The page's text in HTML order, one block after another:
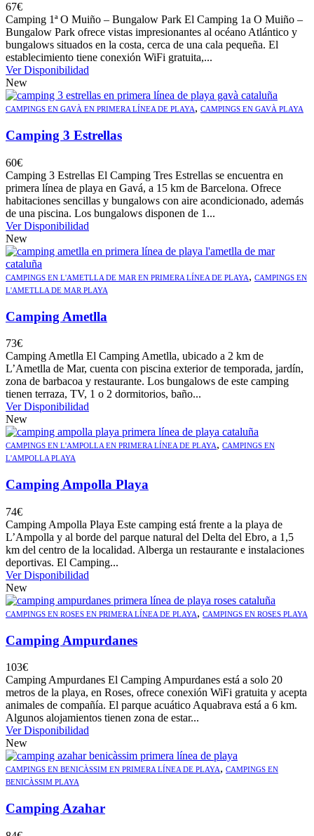
67€
Camping 1ª O Muiño – Bungalow Park El Camping 1a O Muiño –
Bungalow Park ofrece vistas impresionantes al océano Atlántico y
bungalows situados en la costa, cerca de una cala pequeña. El
establecimiento tiene conexión WiFi gratuita,...
Ver Disponibilidad
New
CAMPINGS EN GAVÀ EN PRIMERA LÍNEA DE PLAYA, CAMPINGS EN GAVÀ PLAYA
Camping 3 Estrellas
60€
Camping 3 Estrellas El Camping Tres Estrellas se encuentra en
primera línea de playa en Gavá, a 15 km de Barcelona. Ofrece
habitaciones sencillas y bungalows con aire acondicionado, además
de una piscina. Los bungalows disponen de 1...
Ver Disponibilidad
New
CAMPINGS EN L'AMETLLA DE MAR EN PRIMERA LÍNEA DE PLAYA, CAMPINGS EN
L'AMETLLA DE MAR PLAYA
Camping Ametlla
73€
Camping Ametlla El Camping Ametlla, ubicado a 2 km de
L’Ametlla de Mar, cuenta con piscina exterior de temporada, jardín,
zona de barbacoa y restaurante. Los bungalows de este camping
tienen terraza, TV, 1 o 2 dormitorios, baño...
Ver Disponibilidad
New
CAMPINGS EN L'AMPOLLA EN PRIMERA LÍNEA DE PLAYA, CAMPINGS EN
L'AMPOLLA PLAYA
Camping Ampolla Playa
74€
Camping Ampolla Playa Este camping está frente a la playa de
L’Ampolla y al borde del parque natural del Delta del Ebro, a 1,5
km del centro de la localidad. Alberga un restaurante e instalaciones
deportivas. El Camping...
Ver Disponibilidad
New
CAMPINGS EN ROSES EN PRIMERA LÍNEA DE PLAYA, CAMPINGS EN ROSES PLAYA
Camping Ampurdanes
103€
Camping Ampurdanes El Camping Ampurdanes está a solo 20
metros de la playa, en Roses, ofrece conexión WiFi gratuita y acepta
animales de compañía. El parque acuático Aquabrava está a 6 km.
Algunos alojamientos tienen zona de estar...
Ver Disponibilidad
New
CAMPINGS EN BENICÀSSIM EN PRIMERA LÍNEA DE PLAYA, CAMPINGS EN
BENICÀSSIM PLAYA
Camping Azahar